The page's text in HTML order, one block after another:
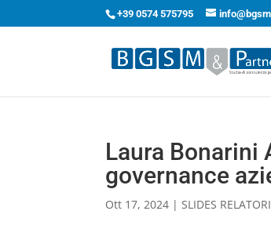
+39 0574 575795
Laura Bonarini
governance
Ott 17, 2024 |SLIDES